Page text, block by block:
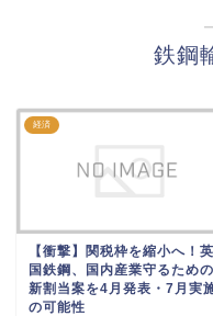
鉄鋼
経済
【衝撃】関税枠を縮小へ！英
国鉄鋼、国内産業守るための
新割当案を4月発表・7月実
の可能性